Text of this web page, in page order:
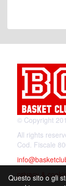
© Copyright
All rights
Cod. Fiscale
privacy & cookies
Questo sito o gli